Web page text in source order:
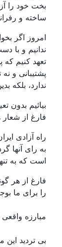
بخت خود را
ساخته و
امروز اگر
ندانیم و با
تعهد کنیم که
پشتیبانی و
ندارد، بلکه
بیائیم بدون
فارغ از
راه آزادی
به رای آنها
است که به
فارغ از هر
را برای ما
مبارزه
بی تردید این